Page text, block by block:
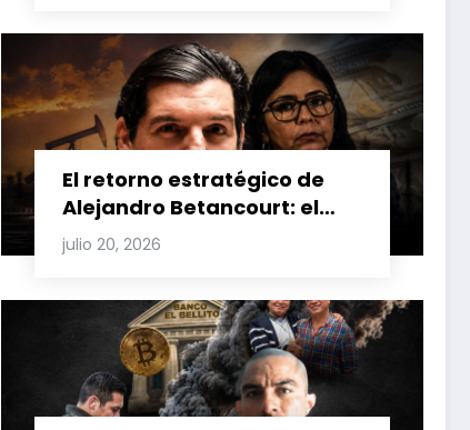
El retorno estratégico de
Alejandro Betancourt: el
bolichico que desafía la
justicia y renueva su poder
venezolana
julio 20, 2026